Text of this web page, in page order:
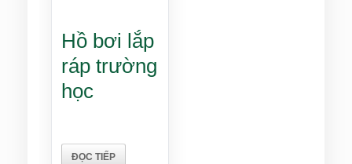
Hồ bơi lắp
ráp trường
học
ĐỌC TIẾP